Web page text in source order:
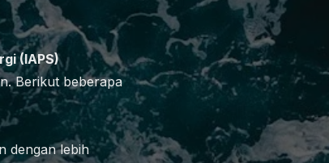
(IAPS)
Berikut beberapa
dengan lebih